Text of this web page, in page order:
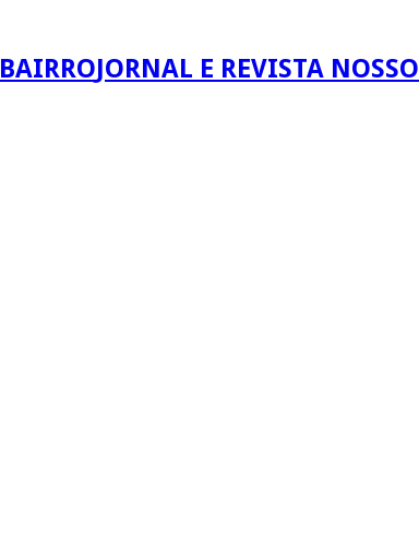
JORNAL E REVISTA